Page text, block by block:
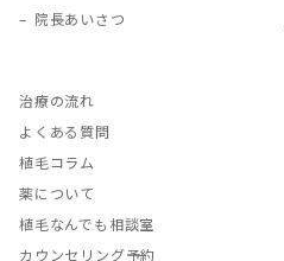
院長あいさつ
治療の流れ
よくある質問
植毛コラム
薬について
植毛なんでも相談室
カウンセリング予約